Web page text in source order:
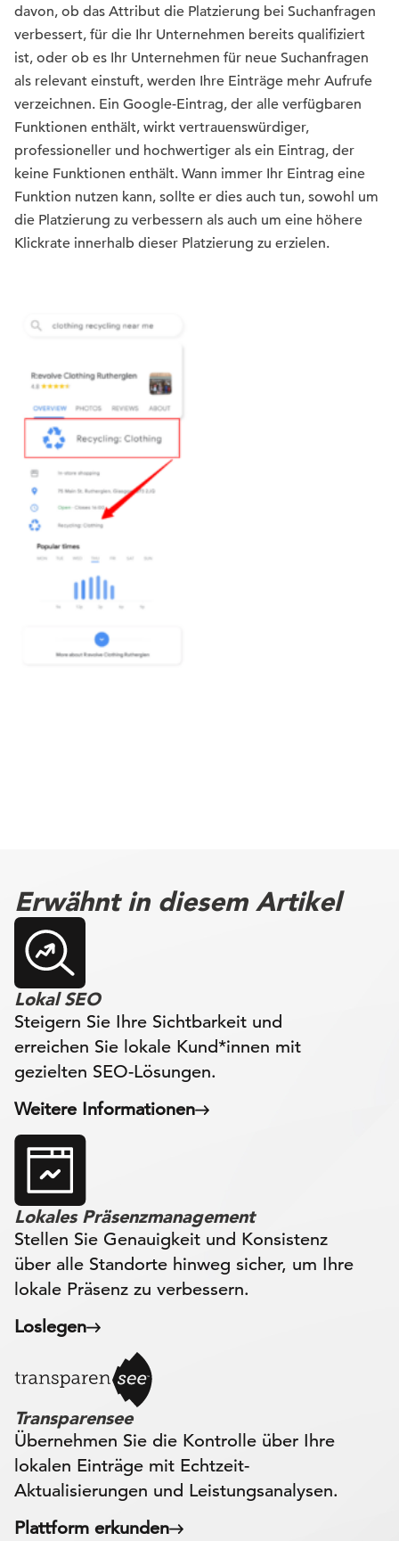
davon, ob das Attribut die Platzierung bei Suchanfragen
verbessert, für die Ihr Unternehmen bereits qualifiziert
ist, oder ob es Ihr Unternehmen für neue Suchanfragen
als relevant einstuft, werden Ihre Einträge mehr Aufrufe
verzeichnen. Ein Google-Eintrag, der alle verfügbaren
Funktionen enthält, wirkt vertrauenswürdiger,
professioneller und hochwertiger als ein Eintrag, der
keine Funktionen enthält. Wann immer Ihr Eintrag eine
Funktion nutzen kann, sollte er dies auch tun, sowohl um
die Platzierung zu verbessern als auch um eine höhere
Klickrate innerhalb dieser Platzierung zu erzielen.
Erwähnt in diesem Artikel
Lokal SEO
Steigern Sie Ihre Sichtbarkeit und
erreichen Sie lokale Kund*innen mit
gezielten SEO-Lösungen.
Weitere Informationen
Lokales Präsenzmanagement
Stellen Sie Genauigkeit und Konsistenz
über alle Standorte hinweg sicher, um Ihre
lokale Präsenz zu verbessern.
Loslegen
Transparensee
Übernehmen Sie die Kontrolle über Ihre
lokalen Einträge mit Echtzeit-
Aktualisierungen und Leistungsanalysen.
Plattform erkunden